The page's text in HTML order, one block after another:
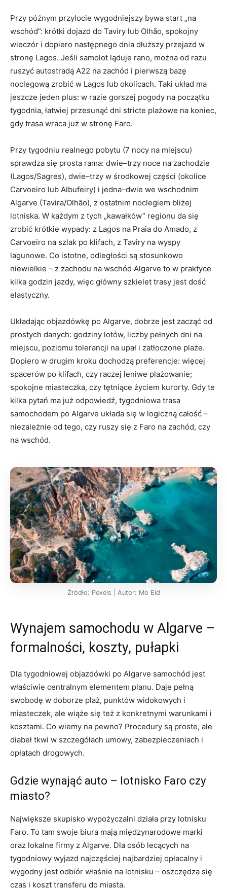
Przy późnym przylocie wygodniejszy bywa start „na
wschód”: krótki dojazd do Taviry lub Olhão, spokojny
wieczór i dopiero następnego dnia dłuższy przejazd w
stronę Lagos. Jeśli samolot ląduje rano, można od razu
ruszyć autostradą A22 na zachód i pierwszą bazę
noclegową zrobić w Lagos lub okolicach. Taki układ ma
jeszcze jeden plus: w razie gorszej pogody na początku
tygodnia, łatwiej przesunąć dni stricte plażowe na koniec,
gdy trasa wraca już w stronę Faro.
Przy tygodniu realnego pobytu (7 nocy na miejscu)
sprawdza się prosta rama: dwie–trzy noce na zachodzie
(Lagos/Sagres), dwie–trzy w środkowej części (okolice
Carvoeiro lub Albufeiry) i jedna–dwie we wschodnim
Algarve (Tavira/Olhão), z ostatnim noclegiem bliżej
lotniska. W każdym z tych „kawałków” regionu da się
zrobić krótkie wypady: z Lagos na Praia do Amado, z
Carvoeiro na szlak po klifach, z Taviry na wyspy
lagunowe. Co istotne, odległości są stosunkowo
niewielkie – z zachodu na wschód Algarve to w praktyce
kilka godzin jazdy, więc główny szkielet trasy jest dość
elastyczny.
Układając objazdówkę po Algarve, dobrze jest zacząć od
prostych danych: godziny lotów, liczby pełnych dni na
miejscu, poziomu tolerancji na upał i zatłoczone plaże.
Dopiero w drugim kroku dochodzą preferencje: więcej
spacerów po klifach, czy raczej leniwe plażowanie;
spokojne miasteczka, czy tętniące życiem kurorty. Gdy te
kilka pytań ma już odpowiedź, tygodniowa trasa
samochodem po Algarve układa się w logiczną całość –
niezależnie od tego, czy ruszy się z Faro na zachód, czy
na wschód.
Źródło: Pexels | Autor: Mo Eid
Wynajem samochodu w Algarve –
formalności, koszty, pułapki
Dla tygodniowej objazdówki po Algarve samochód jest
właściwie centralnym elementem planu. Daje pełną
swobodę w doborze plaż, punktów widokowych i
miasteczek, ale wiąże się też z konkretnymi warunkami i
kosztami. Co wiemy na pewno? Procedury są proste, ale
diabeł tkwi w szczegółach umowy, zabezpieczeniach i
opłatach drogowych.
Gdzie wynająć auto – lotnisko Faro czy
miasto?
Największe skupisko wypożyczalni działa przy lotnisku
Faro. To tam swoje biura mają międzynarodowe marki
oraz lokalne firmy z Algarve. Dla osób lecących na
tygodniowy wyjazd najczęściej najbardziej opłacalny i
wygodny jest odbiór właśnie na lotnisku – oszczędza się
czas i koszt transferu do miasta.